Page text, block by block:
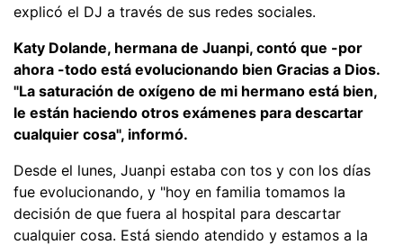
explicó el DJ a través de sus redes sociales.
Katy Dolande, hermana de Juanpi, contó que -por
ahora -todo está evolucionando bien Gracias a Dios.
"La saturación de oxígeno de mi hermano está bien,
le están haciendo otros exámenes para descartar
cualquier cosa", informó.
Desde el lunes, Juanpi estaba con tos y con los días
fue evolucionando, y "hoy en familia tomamos la
decisión de que fuera al hospital para descartar
cualquier cosa. Está siendo atendido y estamos a la